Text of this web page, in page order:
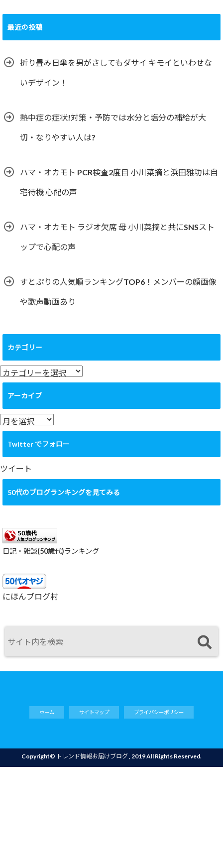
最近の投稿
折り畳み日傘を男がさしてもダサイ キモイといわせな
いデザイン！
熱中症の症状!対策・予防では水分と塩分の補給が大
切・なりやすい人は?
ハマ・オカモト PCR検査2度目 小川菜摘と浜田雅功は自
宅待機 心配の声
ハマ・オカモト ラジオ欠席 母 小川菜摘と共にSNSスト
ップで心配の声
すとぷりの人気順ランキングTOP6！メンバーの顔画像
や歌声動画あり
カテゴリー
カ
テ
リ
ー
アーカイブ
ア
ー
イ
ブ
Twitter でフォロー
ツイート
50代のブログランキングを見てみる
日記・雑談(50歳代)ランキング
にほんブログ村
ホーム サイトマップ プライバシーポリシー
Copyright© トレンド情報お届けブログ, 2019 All Rights Reserved.